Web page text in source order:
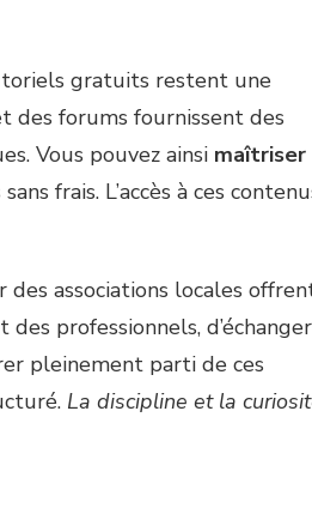
gratuits restent une
des forums fournissent des
Vous pouvez ainsi maîtriser
frais. L’accès à ces
associations locales
professionnels, d’échanger
pleinement parti de ces
La discipline et la